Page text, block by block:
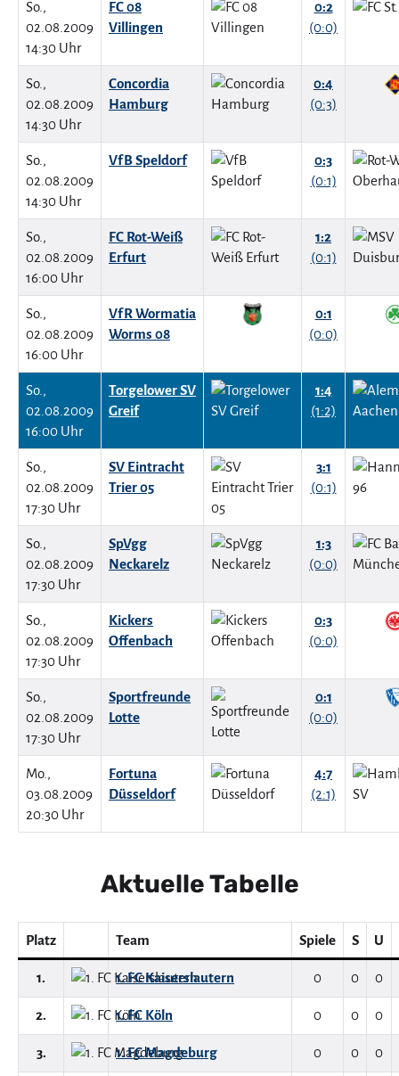
So.,
02.08.2009
14:30 Uhr
FC 08
Villingen
0:2
(0:0)
So.,
02.08.2009
14:30 Uhr
Concordia
Hamburg
0:4
(0:3)
So.,
02.08.2009
14:30 Uhr
VfB Speldorf
0:3
(0:1)
So.,
02.08.2009
16:00 Uhr
FC Rot-Weiß
Erfurt
1:2
(0:1)
So.,
02.08.2009
16:00 Uhr
VfR Wormatia
Worms 08
0:1
(0:0)
So.,
02.08.2009
16:00 Uhr
Torgelower SV
Greif
1:4
(1:2)
So.,
02.08.2009
17:30 Uhr
SV Eintracht
Trier 05
3:1
(0:1)
So.,
02.08.2009
17:30 Uhr
SpVgg
Neckarelz
1:3
(0:0)
So.,
02.08.2009
17:30 Uhr
Kickers
Offenbach
0:3
(0:0)
So.,
02.08.2009
17:30 Uhr
Sportfreunde
Lotte
0:1
(0:0)
Mo.,
03.08.2009
20:30 Uhr
Fortuna
Düsseldorf
4:7
(2:1)
Aktuelle Tabelle
Platz Team Spiele S U
1. 1. FC Kaiserslautern 0 0 0
2. 1. FC Köln 0 0 0
3. 1. FC Magdeburg 0 0 0